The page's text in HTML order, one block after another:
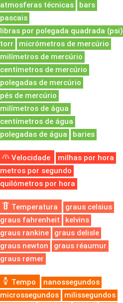
atmosferas técnicas
bars
pascais
libras por polegada quadrada (psi)
torr
micrómetros de mercúrio
milímetros de mercúrio
centímetros de mercúrio
polegadas de mercúrio
pés de mercúrio
milímetros de água
centímetros de água
polegadas de água
baries
Velocidade
milhas por hora
metros por segundo
quilómetros por hora
Temperatura
graus celsius
graus fahrenheit
kelvins
graus rankine
graus delisle
graus newton
graus réaumur
graus rømer
Tempo
nanossegundos
microssegundos
milissegundos